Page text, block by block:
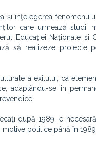
și înţelegerea
care urmează studii
Educației Naționale și
să realizeze proiecte
a exilului, ca
adaptându-se în
după 1989, e
politice până în 1989.